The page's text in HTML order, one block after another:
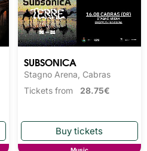
SUBSONICA
Stagno Arena, Cabras
Tickets from 28.75€